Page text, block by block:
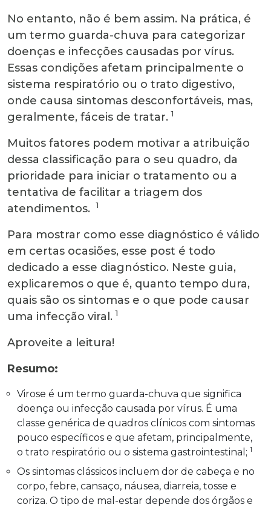
No entanto, não é bem assim. Na prática, é
um termo guarda-chuva para categorizar
doenças e infecções causadas por vírus.
Essas condições afetam principalmente o
sistema respiratório ou o trato digestivo,
onde causa sintomas desconfortáveis, mas,
geralmente, fáceis de tratar. 1
Muitos fatores podem motivar a atribuição
dessa classificação para o seu quadro, da
prioridade para iniciar o tratamento ou a
tentativa de facilitar a triagem dos
atendimentos.
1
Para mostrar como esse diagnóstico é válido
em certas ocasiões, esse post é todo
dedicado a esse diagnóstico. Neste guia,
explicaremos o que é, quanto tempo dura,
quais são os sintomas e o que pode causar
uma infecção viral. 1
Aproveite a leitura!
Resumo:
Virose é um termo guarda-chuva que significa
doença ou infecção causada por vírus. É uma
classe genérica de quadros clínicos com sintomas
pouco específicos e que afetam, principalmente,
o trato respiratório ou o sistema gastrointestinal; 1
Os sintomas clássicos incluem dor de cabeça e no
corpo, febre, cansaço, náusea, diarreia, tosse e
coriza. O tipo de mal-estar depende dos órgãos e